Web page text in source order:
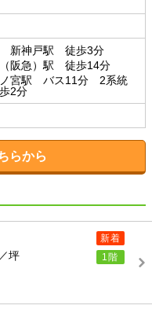
新神戸駅 徒歩3分
阪急）駅 徒歩14分
ノ宮駅 バス11分 2系統
2分
らから
新着
1階
坪